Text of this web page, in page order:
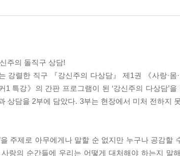
주의 돌직구 상담!
강렬한 직구 『강신주의 다상담』 제1권 《사랑·
1 특강》의 간판 프로그램이 된 ‘강신주의 다상담’
상담을 2부에 담았다. 3부는 현장에서 미처 전하지
’을 주제로 아무에게나 말할 순 없지만 누구나 공감
랑의 순간들에 우리는 어떻게 대처해야 하는지 말